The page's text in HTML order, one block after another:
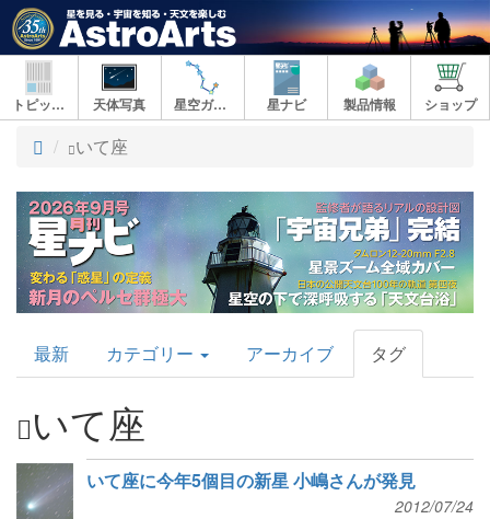
トピックス 天体写真 星空ガイド 星ナビ 製品情報 ショップ
ト
プ
いて座
AstroArts
Topics
最新 カテゴリー アーカイブ タグ
いて座
いて座に今年5個目の新星 小嶋さんが発見
2012/07/24